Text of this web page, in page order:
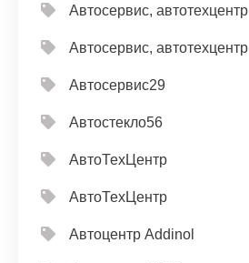
Автосервис, автотехцентр
Автосервис, автотехцентр
Автосервис29
Автостекло56
АвтоТехЦентр
АвтоТехЦентр
Автоцентр Addinol